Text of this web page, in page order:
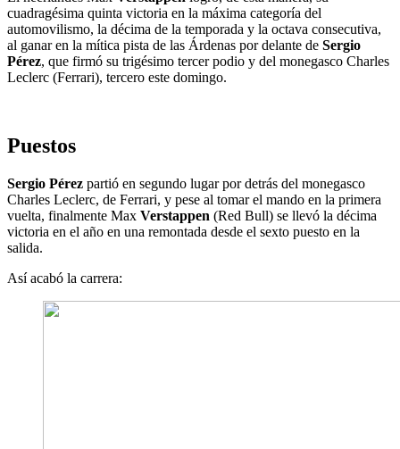
cuadragésima quinta victoria en la máxima categoría del
automovilismo, la décima de la temporada y la octava consecutiva,
al ganar en la mítica pista de las Árdenas por delante de Sergio
Pérez, que firmó su trigésimo tercer podio y del monegasco Charles
Leclerc (Ferrari), tercero este domingo.
Puestos
Sergio Pérez partió en segundo lugar por detrás del monegasco
Charles Leclerc, de Ferrari, y pese al tomar el mando en la primera
vuelta, finalmente Max Verstappen (Red Bull) se llevó la décima
victoria en el año en una remontada desde el sexto puesto en la
salida.
Así acabó la carrera: